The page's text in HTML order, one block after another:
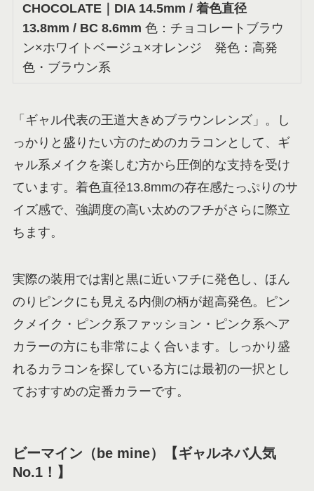
CHOCOLATE ｜DIA 14.5mm / 着色直径
13.8mm / BC 8.6mm 色：チョコレートブラウ
ン×ホワイトベージュ×オレンジ 発色：高発
色・ブラウン系
「ギャル代表の王道大きめブラウンレンズ」。し
っかりと盛りたい方のためのカラコンとして、ギ
ャル系メイクを楽しむ方から圧倒的な支持を受け
ています。着色直径13.8mmの存在感たっぷりのサ
イズ感で、強調度の高い太めのフチがさらに際立
ちます。
実際の装用では割と黒に近いフチに発色し、ほん
のりピンクにも見える内側の柄が超高発色。ピン
クメイク・ピンク系ファッション・ピンク系ヘア
カラーの方にも非常によく合います。しっかり盛
れるカラコンを探している方には最初の一択とし
ておすすめの定番カラーです。
ビーマイン（be mine）【ギャルネバ人気
No.1！】